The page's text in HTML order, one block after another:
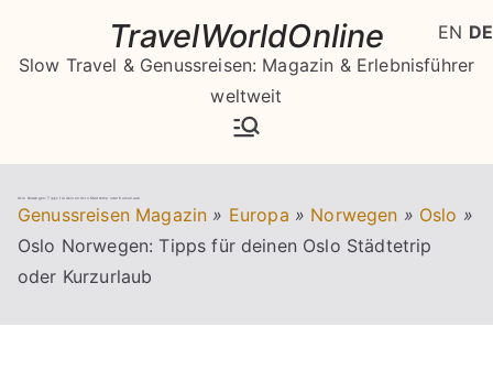
springen
TravelWorldOnline
Slow Travel & Genussreisen: Magazin & Erlebnisführer
weltweit
Oslo Norwegen: Tipps für deinen Oslo Städtetrip oder Kurzurlaub
Genussreisen Magazin » Europa » Norwegen » Oslo »
Oslo Norwegen: Tipps für deinen Oslo Städtetrip
oder Kurzurlaub
EN DE